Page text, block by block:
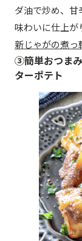
ダ油で炒め、甘
味わいに仕上が
新じゃがの煮っ
③簡単おつま
ターポテト